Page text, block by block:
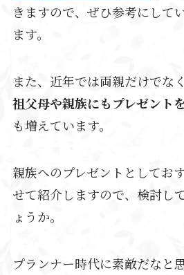
きますので、ぜひ参考にして
ます。
また、近年では両親だけでなく
祖父母や親族にもプレゼント
も増えています。
親族へのプレゼントとしてお
せて紹介しますので、検討し
ょうか。
プランナー時代に素敵だなと